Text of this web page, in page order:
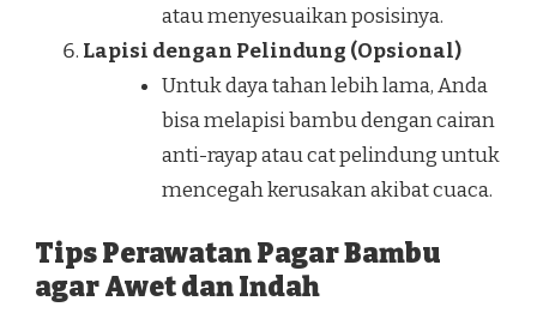
atau menyesuaikan posisinya.
Lapisi dengan Pelindung (Opsional)
Untuk daya tahan lebih lama, Anda
bisa melapisi bambu dengan cairan
anti-rayap atau cat pelindung untuk
mencegah kerusakan akibat cuaca.
Tips Perawatan Pagar Bambu
agar Awet dan Indah